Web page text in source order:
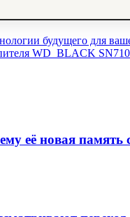
будущего для
WD_BLACK
её новая